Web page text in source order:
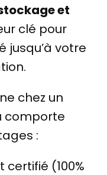
et
clé pour
jusqu’à votre
chez un
comporte
:
(100%